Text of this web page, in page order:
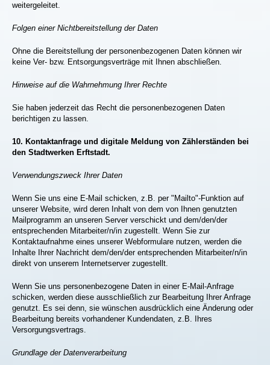
weitergeleitet.
Folgen einer Nichtbereitstellung der Daten
Ohne die Bereitstellung der personenbezogenen Daten können wir
keine Ver- bzw. Entsorgungsverträge mit Ihnen abschließen.
Hinweise auf die Wahrnehmung Ihrer Rechte
Sie haben jederzeit das Recht die personenbezogenen Daten
berichtigen zu lassen.
10. Kontaktanfrage und digitale Meldung von Zählerständen bei
den Stadtwerken Erftstadt.
Verwendungszweck Ihrer Daten
Wenn Sie uns eine E-Mail schicken, z.B. per "Mailto"-Funktion auf
unserer Website, wird deren Inhalt von dem von Ihnen genutzten
Mailprogramm an unseren Server verschickt und dem/den/der
entsprechenden Mitarbeiter/n/in zugestellt. Wenn Sie zur
Kontaktaufnahme eines unserer Webformulare nutzen, werden die
Inhalte Ihrer Nachricht dem/den/der entsprechenden Mitarbeiter/n/in
direkt von unserem Internetserver zugestellt.
Wenn Sie uns personenbezogene Daten in einer E-Mail-Anfrage
schicken, werden diese ausschließlich zur Bearbeitung Ihrer Anfrage
genutzt. Es sei denn, sie wünschen ausdrücklich eine Änderung oder
Bearbeitung bereits vorhandener Kundendaten, z.B. Ihres
Versorgungsvertrags.
Grundlage der Datenverarbeitung